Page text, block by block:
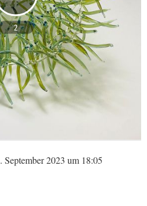
2
2023 um 18:05